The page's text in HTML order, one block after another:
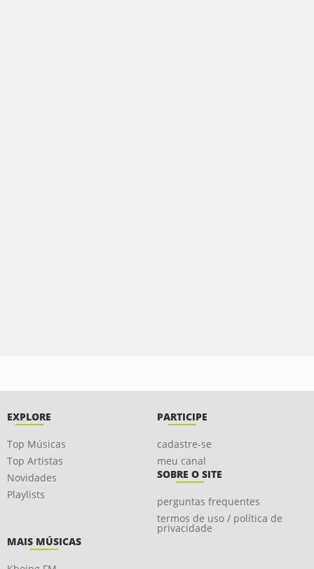
EXPLORE
Top Músicas
Top Artistas
Novidades
Playlists
PARTICIPE
cadastre-se
meu canal
SOBRE O SITE
perguntas frequentes
termos de uso / política de
privacidade
MAIS MÚSICAS